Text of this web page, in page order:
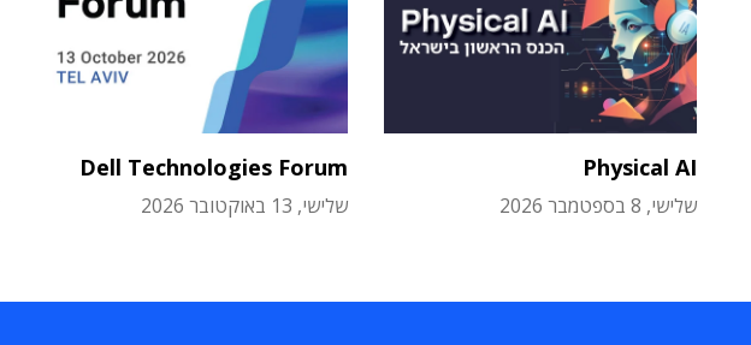
Physical AI
שלישי, 8 בספטמבר 2026
Dell Technologies Forum
שלישי, 13 באוקטובר 2026